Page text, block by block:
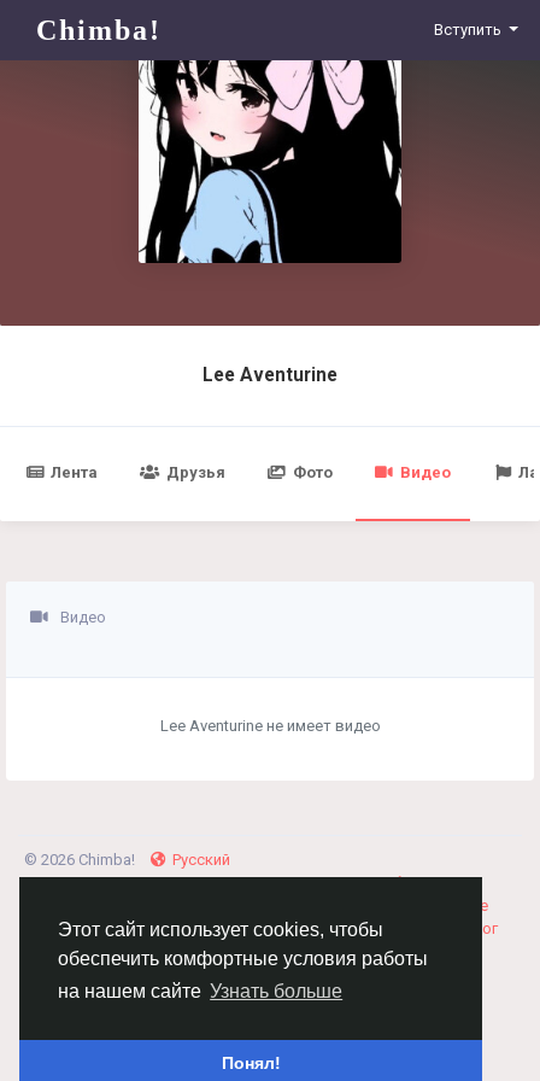
Этот сайт использует cookies, чтобы
обеспечить комфортные условия работы
на нашем сайте Узнать больше
Понял!
Chimba! Вступить
Lee Aventurine
Лента Друзья Фото Видео
Видео
Lee Aventurine не имеет видео
© 2026 Chimba!
Русский
Правила размещения и покупки товаров
Как добавить
Соглашение
Политика Конфиденциальности
Свяжитесь с нами Каталог